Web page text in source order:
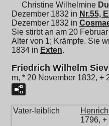
Christine Wilhelmine
Dezember 1832 in Nr.55,
Dezember 1832 in
Sie stirbt an am 20
Alter von 1; Krämpfe. Sie
1834 in Exten.
Friedrich Wilhelm
m, * 20 November 1832, +
Vater-leiblich
1796,